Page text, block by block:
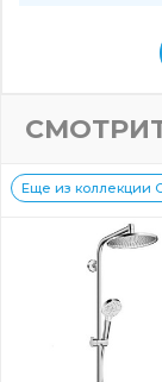
Еще из коллекции